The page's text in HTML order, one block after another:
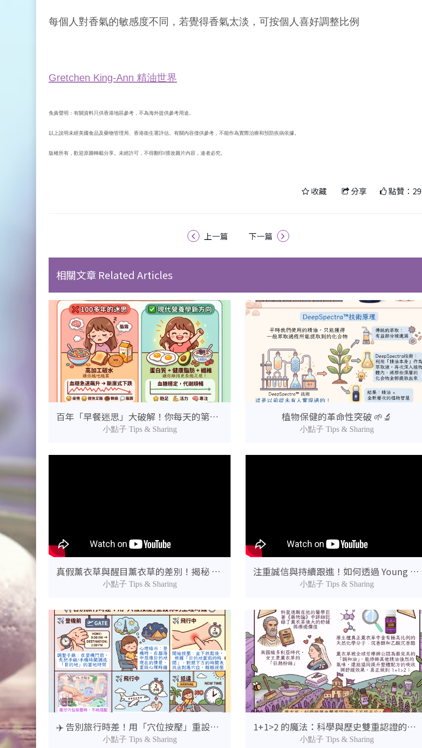
每個人對香氣的敏感度不同，若覺得香氣太淡，可按個人喜好調整比例
Gretchen King-Ann 精油世界
免責聲明：有關資料只供香港地區參考，不為海外提供參考用途。
以上說明未經美國食品及藥物管理局、香港衞生署評估。有關內容僅供參考，不能作為實際治療和預防疾病依據。
版權所有，歡迎原圖轉載分享。未經許可，不得翻印/擅改圖片內容，違者必究。
收藏 分享 點贊：29
上一篇 下一篇
相關文章 Related Articles
百年「早餐迷思」大破解！你每天的第一餐吃對了嗎？
小點子 Tips & Sharing
植物保健的革命性突破 🌱🔬
小點子 Tips & Sharing
真假薰衣草與醒目薰衣草的差別！揭秘 400 萬種基因的純淨堅持
小點子 Tips & Sharing
注重誠信與持續跟進！如何透過 Young Living產品教育與跟進真正幫助到人？
小點子 Tips & Sharing
✈️ 告別旅行時差！用「穴位按壓」重設你的生理時鐘 ⏱️
小點子 Tips & Sharing
1+1>2 的魔法：科學與歷史雙重認證的「百搭天后」
小點子 Tips & Sharing